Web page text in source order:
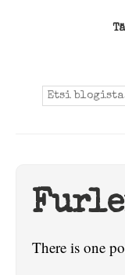
Search
for:
There is one